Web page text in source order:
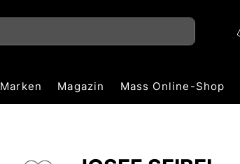
Marken Magazin Mass Online-Shop